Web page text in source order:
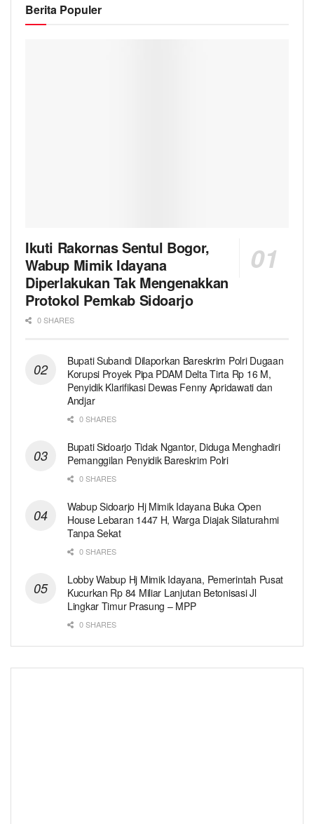
Berita Populer
Ikuti Rakornas Sentul Bogor,
Wabup Mimik Idayana
Diperlakukan Tak Mengenakkan
Protokol Pemkab Sidoarjo
0 SHARES
Bupati Subandi Dilaporkan Bareskrim Polri Dugaan
Korupsi Proyek Pipa PDAM Delta Tirta Rp 16 M,
Penyidik Klarifikasi Dewas Fenny Apridawati dan
Andjar
0 SHARES
Bupati Sidoarjo Tidak Ngantor, Diduga Menghadiri
Pemanggilan Penyidik Bareskrim Polri
0 SHARES
Wabup Sidoarjo Hj Mimik Idayana Buka Open
House Lebaran 1447 H, Warga Diajak Silaturahmi
Tanpa Sekat
0 SHARES
Lobby Wabup Hj Mimik Idayana, Pemerintah Pusat
Kucurkan Rp 84 Miliar Lanjutan Betonisasi Jl
Lingkar Timur Prasung – MPP
0 SHARES